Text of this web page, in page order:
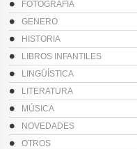
FOTOGRAFIA
GENERO
HISTORIA
LIBROS INFANTILES
LINGÜÍSTICA
LITERATURA
MÚSICA
NOVEDADES
OTROS